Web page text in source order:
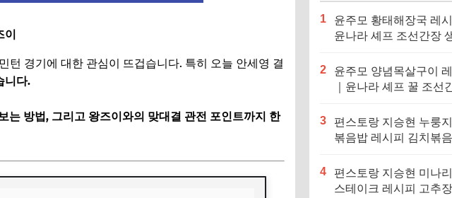
이
턴 경기에 대한 관심이 뜨겁습니다. 특히 오늘 안세영 결
니다.
는 방법, 그리고 왕즈이와의 맞대결 관전 포인트까지 한
1
윤주모 황태해장국 레
윤나라 셰프 조선간장
2
윤주모 양념목살구이
｜윤나라 셰프 꿀 조선
3
편스토랑 지승현 누룽
볶음밥 레시피 김치볶
4
편스토랑 지승현 미나
스테이크 레시피 고추